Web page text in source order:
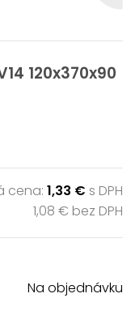
120x370x90
cena: 1,33 € s DPH
1,08 € bez DPH
Na objednávku